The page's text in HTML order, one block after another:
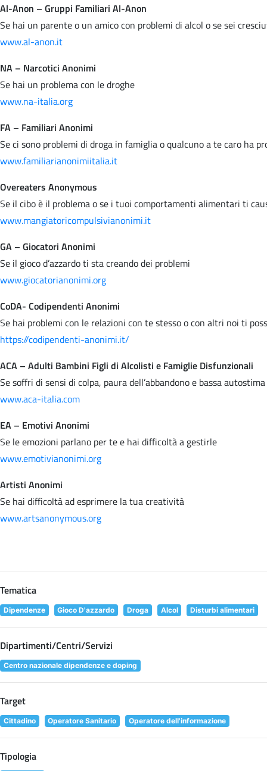
Al-Anon – Gruppi Familiari Al-Anon
Se hai un parente o un amico con problemi di alcol o se sei
www.al-anon.it
NA – Narcotici Anonimi
Se hai un problema con le droghe
www.na-italia.org
FA – Familiari Anonimi
Se ci sono problemi di droga in famiglia o qualcuno a te caro ha
www.familiarianonimiitalia.it
Overeaters Anonymous
Se il cibo è il problema o se i tuoi comportamenti alimentari ti
www.mangiatoricompulsivianonimi.it
GA – Giocatori Anonimi
Se il gioco d’azzardo ti sta creando dei problemi
www.giocatorianonimi.org
CoDA- Codipendenti Anonimi
Se hai problemi con le relazioni con te stesso o con altri noi ti
https://codipendenti-anonimi.it/
ACA – Adulti Bambini Figli di Alcolisti e Famiglie Disfunzionali
Se soffri di sensi di colpa, paura dell’abbandono e bassa autostima
www.aca-italia.com
EA – Emotivi Anonimi
Se le emozioni parlano per te e hai difficoltà a gestirle
www.emotivianonimi.org
Artisti Anonimi
Se hai difficoltà ad esprimere la tua creatività
www.artsanonymous.org
Tematica
Dipendenze Gioco D'azzardo Droga Alcol Disturbi alimentari
Dipartimenti/Centri/Servizi
Centro nazionale dipendenze e doping
Target
Cittadino Operatore Sanitario Operatore dell'informazione
Tipologia